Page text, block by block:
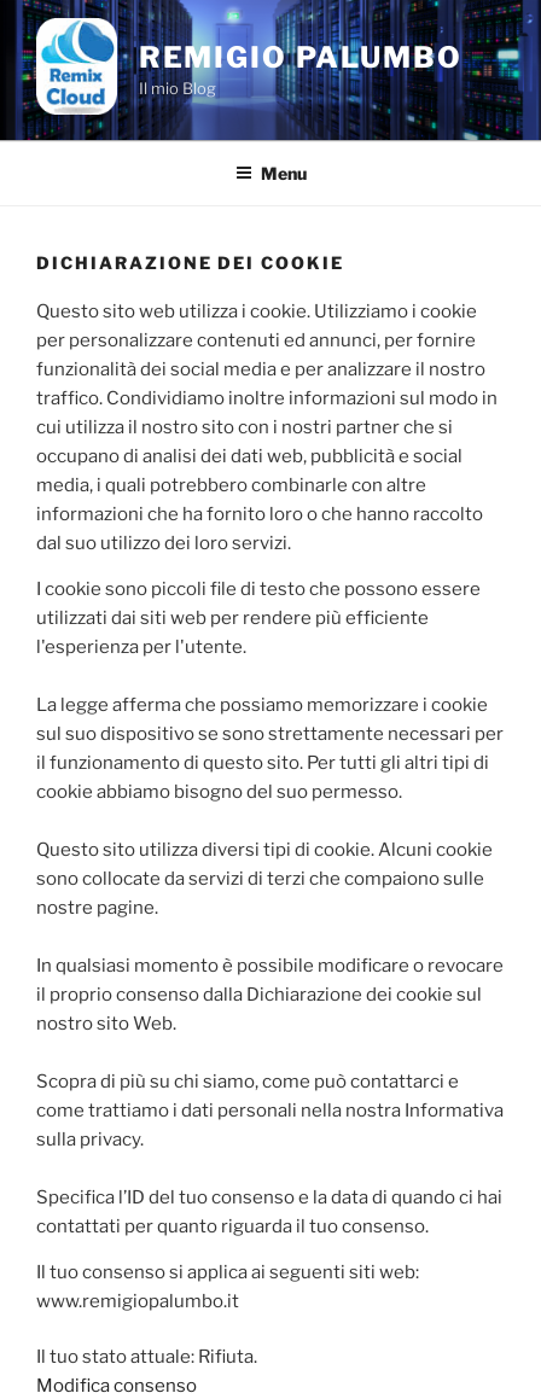
Salta
contenuto
REMIGIO PALUMBO
Il mio Blog
Menu
DICHIARAZIONE DEI COOKIE
Questo sito web utilizza i cookie. Utilizziamo i cookie
per personalizzare contenuti ed annunci, per fornire
funzionalità dei social media e per analizzare il nostro
traffico. Condividiamo inoltre informazioni sul modo in
cui utilizza il nostro sito con i nostri partner che si
occupano di analisi dei dati web, pubblicità e social
media, i quali potrebbero combinarle con altre
informazioni che ha fornito loro o che hanno raccolto
dal suo utilizzo dei loro servizi.
I cookie sono piccoli file di testo che possono essere
utilizzati dai siti web per rendere più efficiente
l'esperienza per l'utente.
La legge afferma che possiamo memorizzare i cookie
sul suo dispositivo se sono strettamente necessari per
il funzionamento di questo sito. Per tutti gli altri tipi di
cookie abbiamo bisogno del suo permesso.
Questo sito utilizza diversi tipi di cookie. Alcuni cookie
sono collocate da servizi di terzi che compaiono sulle
nostre pagine.
In qualsiasi momento è possibile modificare o revocare
il proprio consenso dalla Dichiarazione dei cookie sul
nostro sito Web.
Scopra di più su chi siamo, come può contattarci e
come trattiamo i dati personali nella nostra Informativa
sulla privacy.
Specifica l’ID del tuo consenso e la data di quando ci hai
contattati per quanto riguarda il tuo consenso.
Il tuo consenso si applica ai seguenti siti web:
www.remigiopalumbo.it
Il tuo stato attuale: Rifiuta.
Modifica consenso